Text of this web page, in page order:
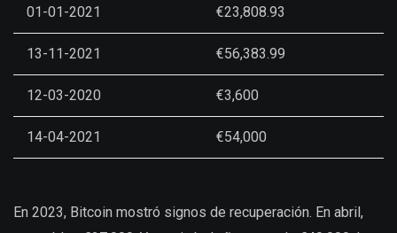
01-01-2021 €23,808.93
13-11-2021 €56,383.99
12-03-2020 €3,600
14-04-2021 €54,000
En 2023, Bitcoin mostró signos de recuperación. En abril,